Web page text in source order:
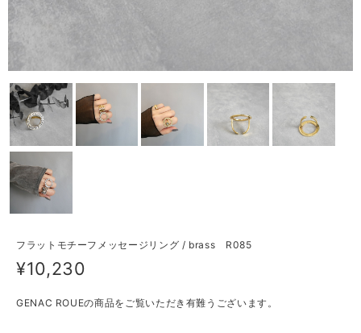
フラットモチーフメッセージリング / brass R085
¥10,230
GENAC ROUEの商品をご覧いただき有難うございます。